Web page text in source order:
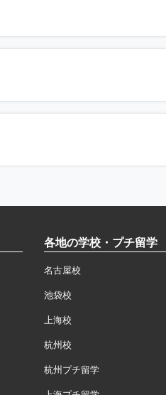
各地の学校・プチ留学
名古屋校
池袋校
上海校
杭州校
杭州プチ留学